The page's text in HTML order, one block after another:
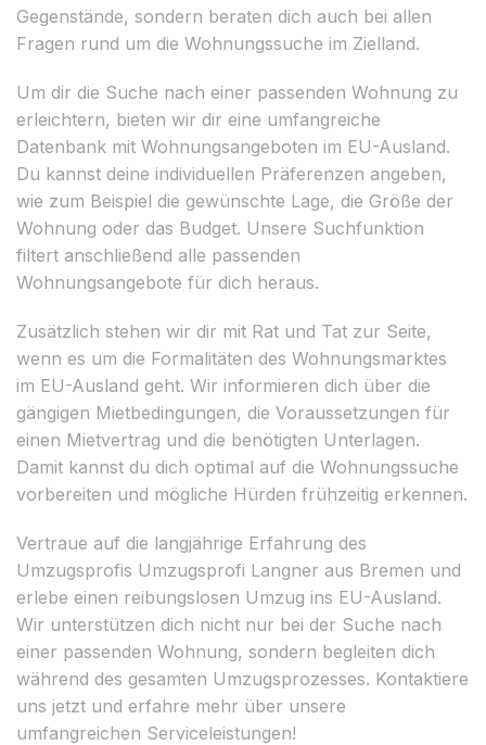
Gegenstände, sondern beraten dich auch bei allen
Fragen rund um die Wohnungssuche im Zielland.
Um dir die Suche nach einer passenden Wohnung zu
erleichtern, bieten wir dir eine umfangreiche
Datenbank mit Wohnungsangeboten im EU-Ausland.
Du kannst deine individuellen Präferenzen angeben,
wie zum Beispiel die gewünschte Lage, die Größe der
Wohnung oder das Budget. Unsere Suchfunktion
filtert anschließend alle passenden
Wohnungsangebote für dich heraus.
Zusätzlich stehen wir dir mit Rat und Tat zur Seite,
wenn es um die Formalitäten des Wohnungsmarktes
im EU-Ausland geht. Wir informieren dich über die
gängigen Mietbedingungen, die Voraussetzungen für
einen Mietvertrag und die benötigten Unterlagen.
Damit kannst du dich optimal auf die Wohnungssuche
vorbereiten und mögliche Hürden frühzeitig erkennen.
Vertraue auf die langjährige Erfahrung des
Umzugsprofis Umzugsprofi Langner aus Bremen und
erlebe einen reibungslosen Umzug ins EU-Ausland.
Wir unterstützen dich nicht nur bei der Suche nach
einer passenden Wohnung, sondern begleiten dich
während des gesamten Umzugsprozesses. Kontaktiere
uns jetzt und erfahre mehr über unsere
umfangreichen Serviceleistungen!